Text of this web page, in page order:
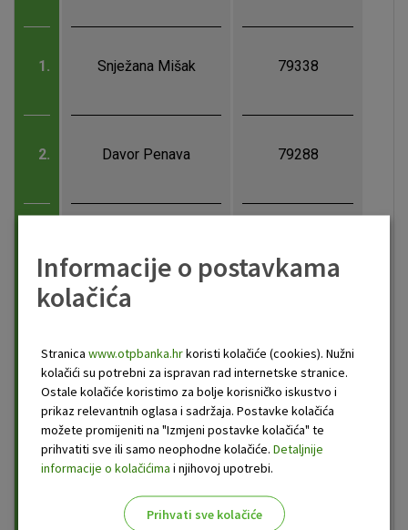
1. Snježana Mišak 79338
2. Davor Penava 79288
5. Radislav Bunčić 79223
Elvir Šabić 79213
Informacije o postavkama
kolačića
Stranica www.otpbanka.hrkoristi kolačiće (cookies). Nužni
kolačići su potrebni za ispravan rad internetske stranice.
Ostale kolačiće koristimo za bolje korisničko iskustvo i
prikaz relevantnih oglasa i sadržaja. Postavke kolačića
možete promijeniti na "Izmjeni postavke kolačića" te
prihvatiti sve ili samo neophodne kolačiće. Detaljnije
informacije o kolačićima i njihovoj upotrebi.
Prihvati sve kolačiće